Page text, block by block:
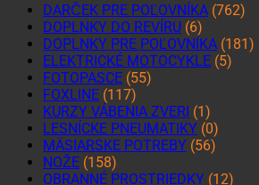
DARČEK PRE POĽOVNÍKA (762)
DOPLNKY DO REVÍRU (6)
DOPLNKY PRE POĽOVNÍKA (181)
ELEKTRICKÉ MOTOCYKLE (5)
FOTOPASCE (55)
FOXLINE (117)
KURZY VÁBENIA ZVERI (1)
LESNÍCKE PNEUMATIKY (0)
MÄSIARSKE POTREBY (56)
NOŽE (158)
OBRANNÉ PROSTRIEDKY (12)